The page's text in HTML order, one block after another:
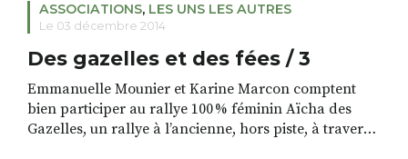
ASSOCIATIONS, LES UNS LES AUTRES
Le 03 décembre 2014
Des gazelles et des fées / 3
Emmanuelle Mounier et Karine Marcon comptent
bien participer au rallye 100 % féminin Aïcha des
Gazelles, un rallye à l’ancienne, hors piste, à travers